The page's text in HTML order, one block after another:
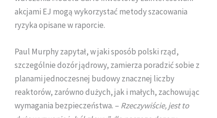
akcjami EJ mogą wykorzystać metody szacowania
ryzyka opisane w raporcie.
Paul Murphy zapytał, w jaki sposób polski rząd,
szczególnie dozór jądrowy, zamierza poradzić sobie z
planami jednoczesnej budowy znacznej liczby
reaktorów, zarówno dużych, jak i małych, zachowując
wymagania bezpieczeństwa. – Rzeczywiście, jest to